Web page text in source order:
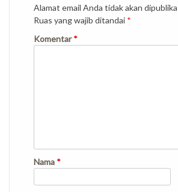
Alamat email Anda tidak akan
Ruas yang wajib ditandai *
Komentar*
Nama *